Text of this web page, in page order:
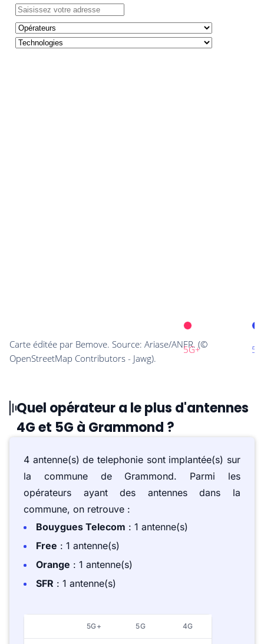
Quel opérateur a le plus d'antennes
4G et 5G à Grammond ?
4 antenne(s) de telephonie sont implantée(s) sur
la commune de Grammond. Parmi les
opérateurs ayant des antennes dans la
commune, on retrouve :
Bouygues Telecom : 1 antenne(s)
Free : 1 antenne(s)
Orange : 1 antenne(s)
SFR : 1 antenne(s)
5G+ 5G 4G